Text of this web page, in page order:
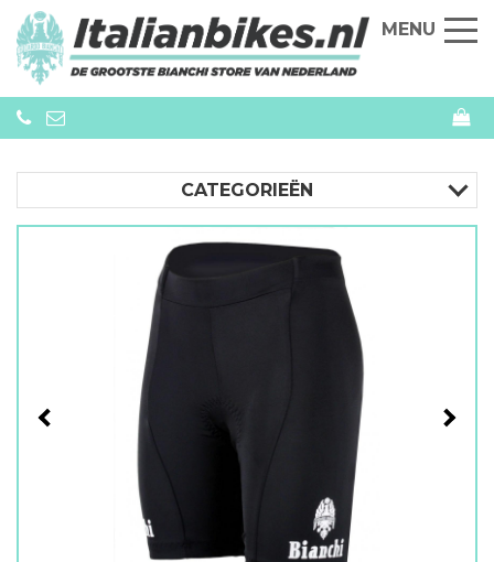
MENU
CATEGORIEËN